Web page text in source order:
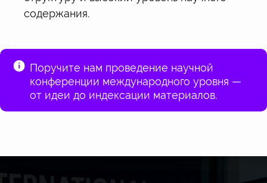
содержания.
Поручите нам проведение научной
конференции международного уровня —
от идеи до индексации материалов.